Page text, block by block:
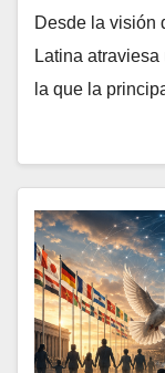
Desde la visión
Latina
la que la